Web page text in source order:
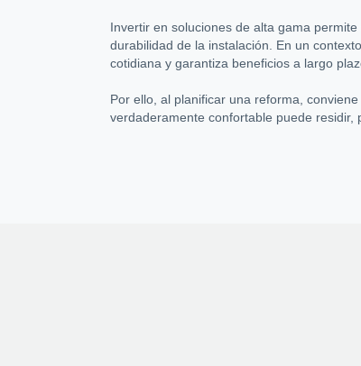
Invertir en soluciones de alta gama
durabilidad de la instalación. En un
cotidiana y garantiza beneficios a largo
Por ello, al planificar una reforma,
verdaderamente confortable puede residir,